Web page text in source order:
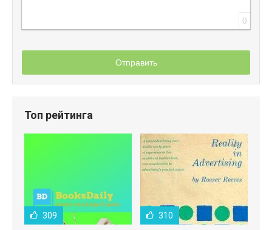
0
Отправить
Топ рейтинга
309 310